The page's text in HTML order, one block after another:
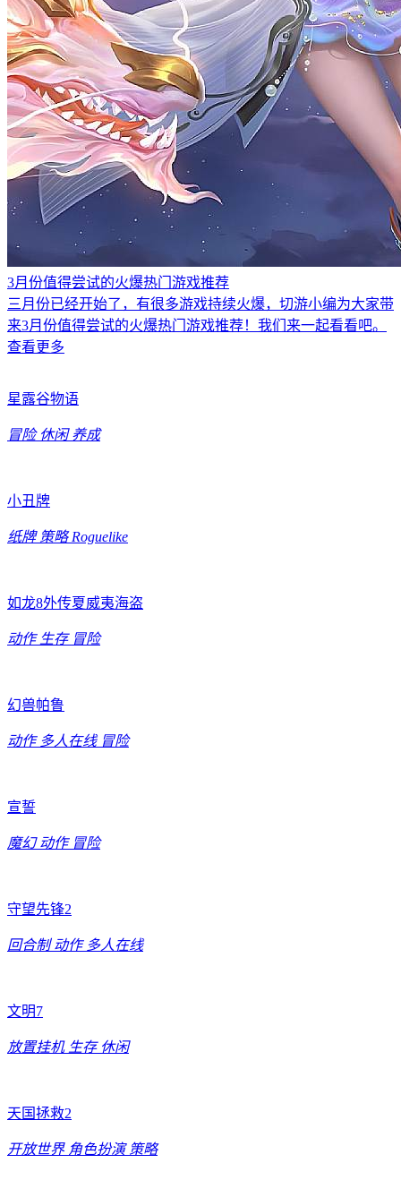
3月份值得尝试的火爆热门游戏推荐
三月份已经开始了，有很多游戏持续火爆，切游小编为大家带
来3月份值得尝试的火爆热门游戏推荐！我们来一起看看吧。
查看更多
星露谷物语
冒险 休闲 养成
小丑牌
纸牌 策略 Roguelike
如龙8外传夏威夷海盗
动作 生存 冒险
幻兽帕鲁
动作 多人在线 冒险
宣誓
魔幻 动作 冒险
守望先锋2
回合制 动作 多人在线
文明7
放置挂机 生存 休闲
天国拯救2
开放世界 角色扮演 策略